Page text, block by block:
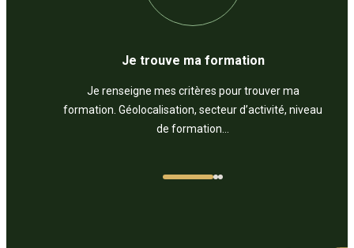
Je trouve ma formation
Je renseigne mes critères pour trouver ma
formation. Géolocalisation, secteur d’activité, niveau
de formation…